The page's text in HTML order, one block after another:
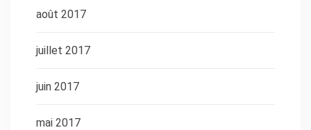
août 2017
juillet 2017
juin 2017
mai 2017